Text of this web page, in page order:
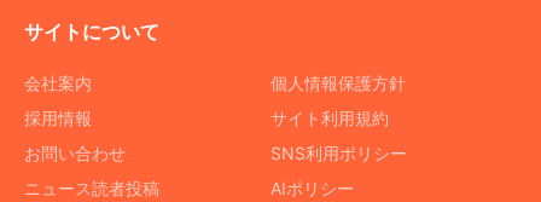
サイトについて
会社案内
採用情報
お問い合わせ
ニュース読者投稿
個人情報保護方針
サイト利用規約
SNS利用ポリシー
AIポリシー